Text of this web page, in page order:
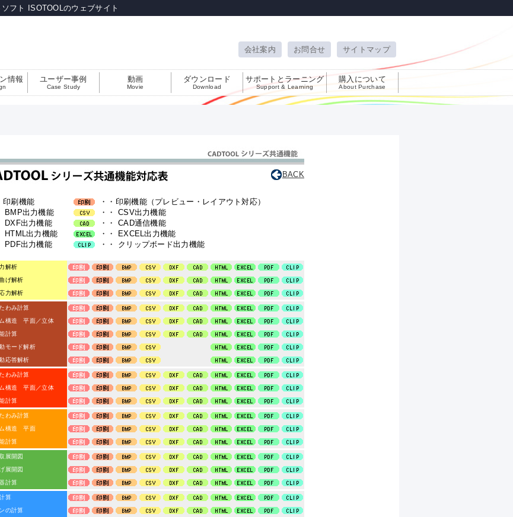
フト ISOTOOLのウェブサイト
会社案内 お問合せ サイトマップ
情報 ユーザー事例
Case Study
動画
Movie
ダウンロード
Download
サポートとラーニング
Support & Learning
購入について
About Purchase
BACK
刷機能
・・印刷機能（プレビュー・レイアウト対応）
BMP出力機能
・・ CSV出力機能
DXF出力機能
・・ CAD通信機能
HTML出力機能
・・ EXCEL出力機能
PDF出力機能
・・ クリップボード出力機能
解析
げ解析
力解析
わみ計算
構造 平面／立体
計算
モード解析
応答解析
わみ計算
構造 平面／立体
計算
わみ計算
構造 平面
計算
展開図
展開図
計算
算
の計算